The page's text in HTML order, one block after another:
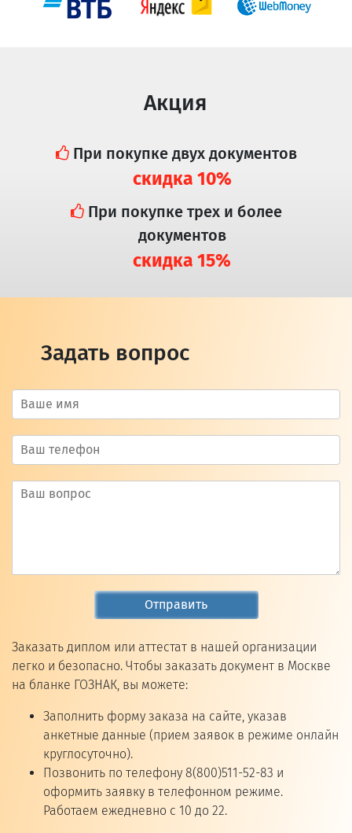
Акция
При покупке двух документов
скидка 10%
При покупке трех и более
документов
скидка 15%
Задать вопрос
Отправить
Заказать диплом или аттестат в нашей организации
легко и безопасно. Чтобы заказать документ в Москве
на бланке ГОЗНАК, вы можете:
Заполнить форму заказа на сайте, указав
анкетные данные (прием заявок в режиме онлайн
круглосуточно).
Позвонить по телефону 8(800)511-52-83 и
оформить заявку в телефонном режиме.
Работаем ежедневно с 10 до 22.